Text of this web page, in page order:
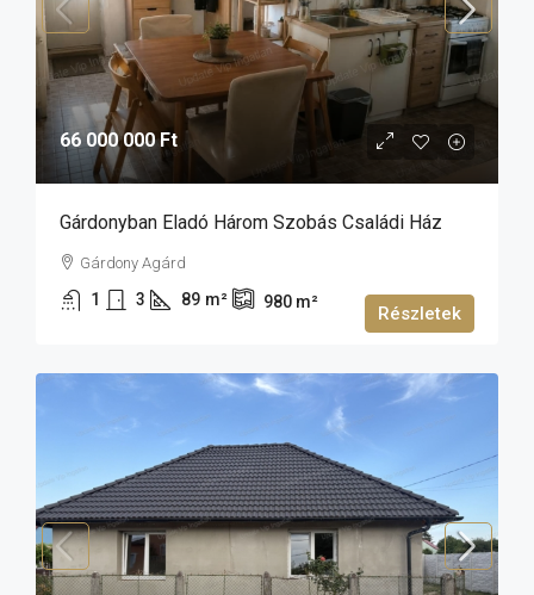
66 000 000 Ft
Gárdonyban Eladó Három Szobás Családi Ház
Gárdony Agárd
1 3 89 m² 980 m²
Részletek